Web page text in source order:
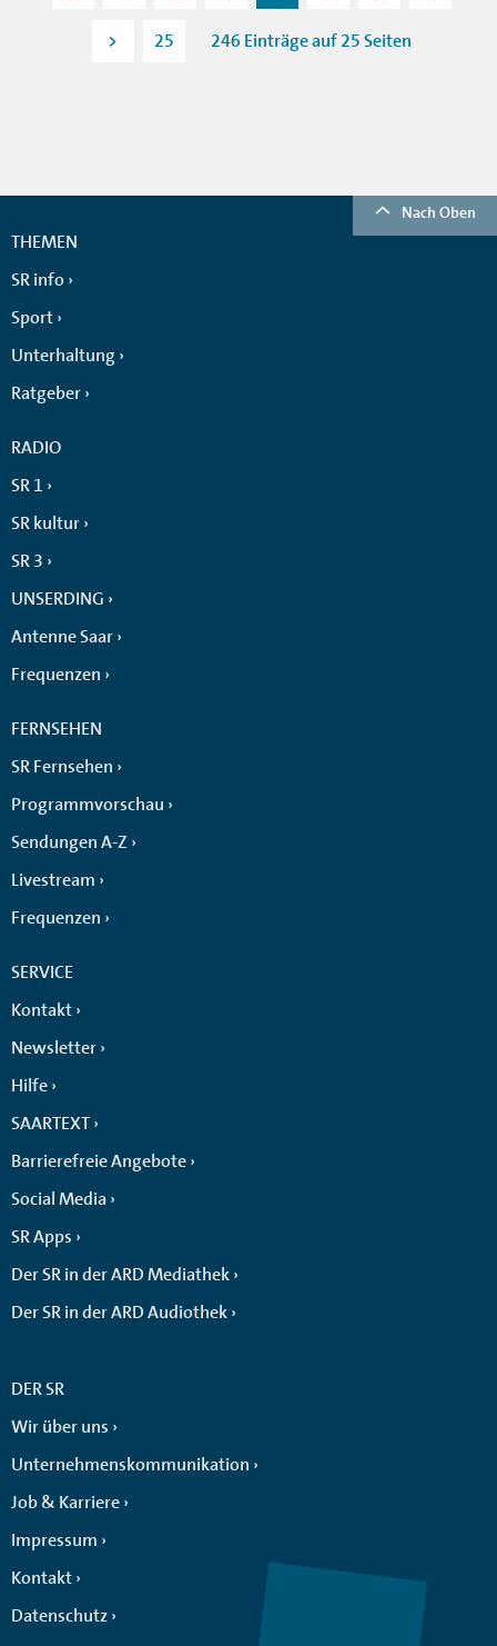
> 25 246 Einträge auf 25 Seiten
Nach Oben
THEMEN
SR info
Sport
Unterhaltung
Ratgeber
RADIO
SR 1
SR kultur
SR 3
UNSERDING
Antenne Saar
Frequenzen
FERNSEHEN
SR Fernsehen
Programmvorschau
Sendungen A-Z
Livestream
Frequenzen
SERVICE
Kontakt
Newsletter
Hilfe
SAARTEXT
Barrierefreie Angebote
Social Media
SR Apps
Der SR in der ARD Mediathek
Der SR in der ARD Audiothek
DER SR
Wir über uns
Unternehmenskommunikation
Job & Karriere
Impressum
Kontakt
Datenschutz